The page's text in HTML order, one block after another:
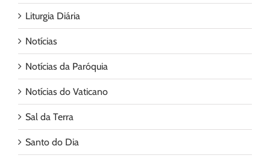
Liturgia Diária
Notícias
Notícias da Paróquia
Notícias do Vaticano
Sal da Terra
Santo do Dia